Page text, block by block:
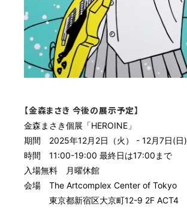
【金森まさき 今後の展示予定】
金森まさき個展「HEROINE」
期間 2025年12月2日（火） - 12月7日(日)
時間 11:00-19:00 最終日は17:00まで
入場無料 月曜休館
会場 The Artcomplex Center of Tokyo
東京都新宿区大京町12-9 2F ACT4